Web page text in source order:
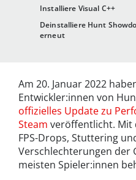
Installiere Visual C++
Deinstalliere Hunt
erneut
Am 20. Januar 2022
Entwickler:innen von
offizielles Update zu
Steam veröffentlicht. Mit
FPS-Drops, Stuttering
Verschlechterungen der
meisten Spieler:innen